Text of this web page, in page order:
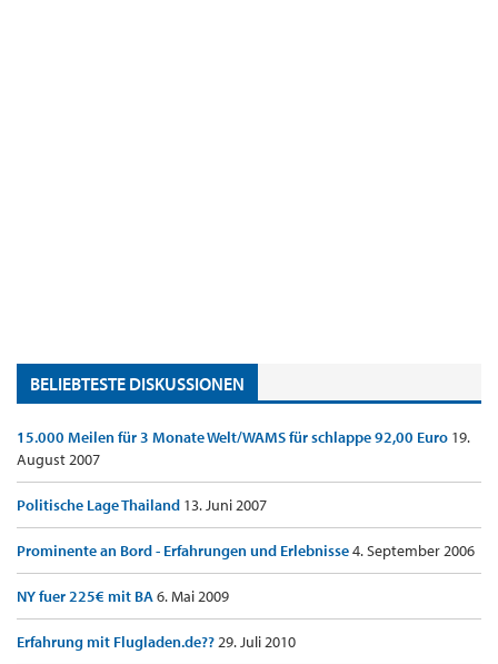
BELIEBTESTE DISKUSSIONEN
15.000 Meilen für 3 Monate Welt/WAMS für schlappe 92,00 Euro 19.
August 2007
Politische Lage Thailand 13. Juni 2007
Prominente an Bord - Erfahrungen und Erlebnisse4. September 2006
NY fuer 225€ mit BA6. Mai 2009
Erfahrung mit Flugladen.de??29. Juli 2010